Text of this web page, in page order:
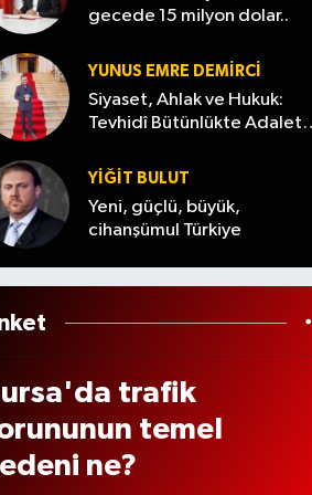
ı
mmat
aranıy
or
gecede 15 milyon dolar..
YUNUS EMRE DEMIRCI
Siyaset, Ahlak ve Hukuk:
Tevhidî Bütünlükte Adalet
YİĞİT BULUT
Yeni, güçlü, büyük,
cihanşümul Türkiye
trafik
temel
ne?